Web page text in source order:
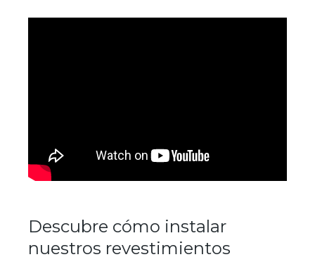
Descubre cómo instalar
nuestros revestimientos